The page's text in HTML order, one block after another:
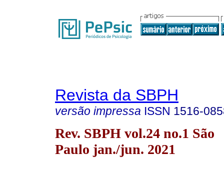
Revista da SBPH
versão impressa ISSN 1516-
Rev. SBPH vol.24 no.1 São
Paulo jan./jun. 2021